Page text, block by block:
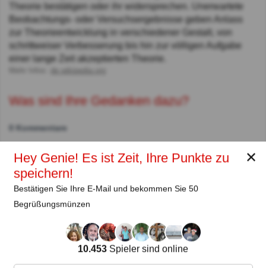
Theorie bestätigen oder ihr widersprechen. Unerwartete
Beobachtungs- oder Versuchsergebnisse geben Anlass
zur Theorieentwicklung in verschiedener Gestalt, von
schrittweiser Verbesserung bis hin zur völligen Aufgabe
einer lange Zeit akzeptierten Theorie.
de.wikipedia.org
Was sind Ihre Gedanken dazu?
0 Kommentare
Autor:
Lena Strauss
Level
99
Punktzahl
✕
Hey Genie! Es ist Zeit, Ihre Punkte zu
speichern!
Bestätigen Sie Ihre E-Mail und bekommen Sie 50
Begrüßungsmünzen
10.453 Spieler sind online